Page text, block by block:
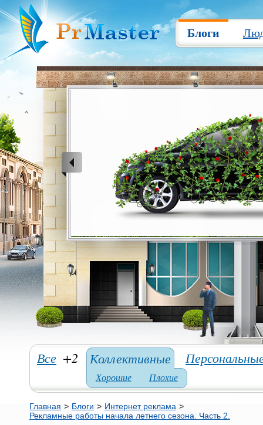
Блоги
Все +2 Коллективные
Хорошие Плохие
Главная > Блоги > Интернет реклама >
Рекламные работы начала летнего сезона. Часть 2.